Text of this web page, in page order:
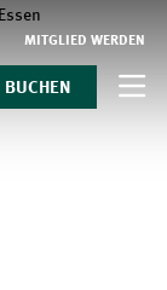
MITGLIED WERDEN
BUCHEN